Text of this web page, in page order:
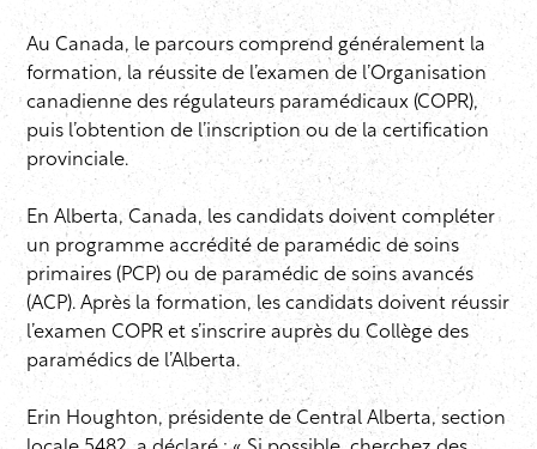
Au Canada, le parcours comprend généralement la
formation, la réussite de l’examen de l’Organisation
canadienne des régulateurs paramédicaux (COPR),
puis l’obtention de l’inscription ou de la certification
provinciale.
En Alberta, Canada, les candidats doivent compléter
un programme accrédité de paramédic de soins
primaires (PCP) ou de paramédic de soins avancés
(ACP). Après la formation, les candidats doivent réussir
l’examen COPR et s’inscrire auprès du Collège des
paramédics de l’Alberta.
Erin Houghton, présidente de Central Alberta, section